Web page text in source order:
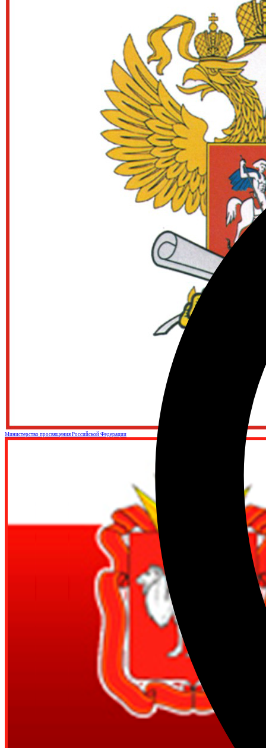
Министерство просвящения Российской Федерации